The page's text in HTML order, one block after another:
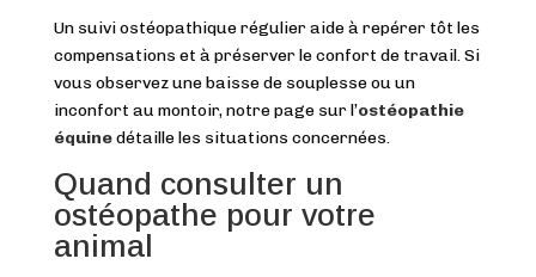
Un suivi ostéopathique régulier aide à repérer tôt les
compensations et à préserver le confort de travail. Si
vous observez une baisse de souplesse ou un
inconfort au montoir, notre page sur l’ostéopathie
équinedétaille les situations concernées.
Quand consulter un
ostéopathe pour votre
animal